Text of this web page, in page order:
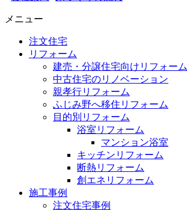
メニュー
注文住宅
リフォーム
建売・分譲住宅向けリフォーム
中古住宅のリノベーション
親孝行リフォーム
ふじみ野へ移住リフォーム
目的別リフォーム
浴室リフォーム
マンション浴室
キッチンリフォーム
断熱リフォーム
創エネリフォーム
施工事例
注文住宅事例